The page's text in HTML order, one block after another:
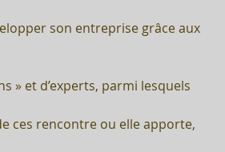
son entreprise grâce aux
» et d’experts, parmi lesquels
ces rencontre ou elle apporte,